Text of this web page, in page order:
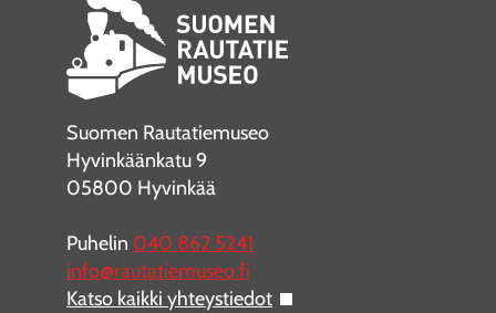
Suomen Rautatiemuseo
Hyvinkäänkatu 9
05800 Hyvinkää
Puhelin 040 862 5241
info@rautatiemuseo.fi
Katso kaikki yhteystiedot